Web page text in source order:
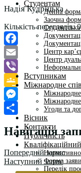
Студентам
Денна
Заочна
Центр
Центр
Вступникам
Міжнародне
Міжнародне
Міжнародне
Угоди та
Вісник
Контакти
Публічність
Форма
Перелік
Надія Кудріцька
Кількість переглядів: 0
Facebook
Email
Viber
Google
Classroom
Messenger
Поділитися
Навігація
Попередній запис
Наступний запис